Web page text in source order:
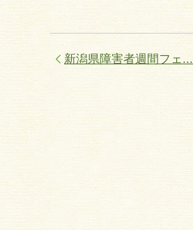
新潟県障害者週間フェ...